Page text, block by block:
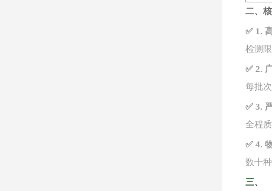
二、
✅ 1.
检测
✅ 2.
每批
✅ 3.
全程
✅ 4.
数十
三、